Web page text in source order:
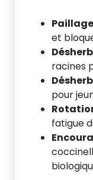
et
racines
pour
fatigue